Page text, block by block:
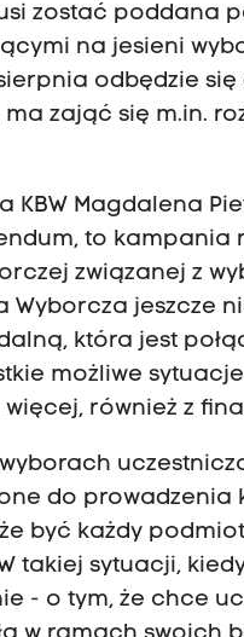
zostać poddana
na jesieni
sierpnia odbędzie
zająć się m.in.
KBW Magdalena
to kampania
związanej z
Wyborcza jeszcze
która jest
możliwe
również z
wyborach
do prowadzenia
być każdy
takiej sytuacji,
- o tym, że chce